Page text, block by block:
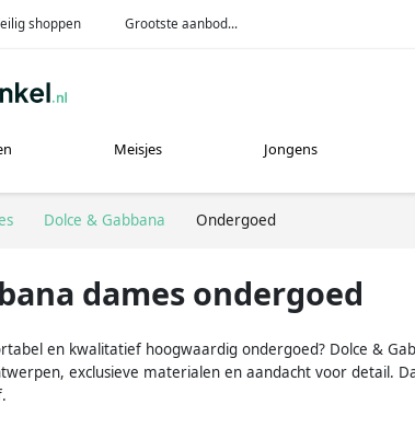
shoppen Grootste aanbod...
Meisjes Jongens
Dolce & Gabbana Ondergoed
dames ondergoed
en kwalitatief hoogwaardig ondergoed? Dolce &
exclusieve materialen en aandacht voor detail.